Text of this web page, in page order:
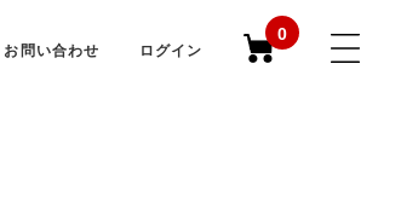
お問い合わせ ログイン
0